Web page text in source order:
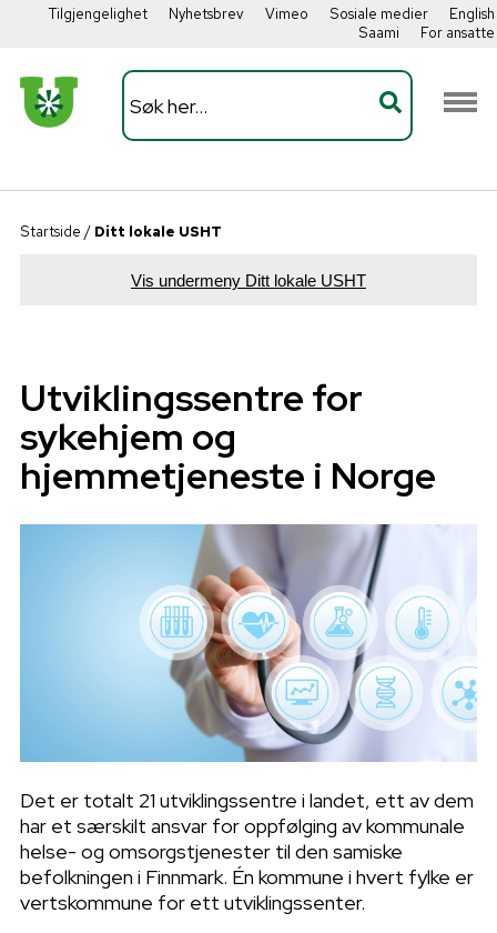
Tilgjengelighet Nyhetsbrev Vimeo Sosiale medier
English
Saami
For ansatte
Startside / Ditt lokale USHT
Vis undermeny Ditt lokale USHT
Utviklingssentre for
sykehjem og
hjemmetjeneste i Norge
Det er totalt 21 utviklingssentre i landet, ett av dem
har et særskilt ansvar for oppfølging av kommunale
helse- og omsorgstjenester til den samiske
befolkningen i Finnmark. Én kommune i hvert fylke er
vertskommune for ett utviklingssenter.